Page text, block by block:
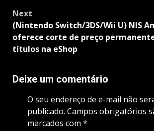
Next
(Nintendo Switch/3DS/Wii U) NIS
oferece corte de preço
títulos na eShop
Deixe um comentário
O seu endereço de e-mail não
publicado. Campos obrigatórios
marcados com *